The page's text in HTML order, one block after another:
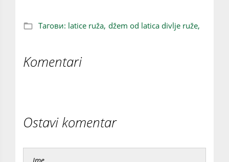
Тагови: latice ruža, džem od latica divlje ruže,
Komentari
Ostavi komentar